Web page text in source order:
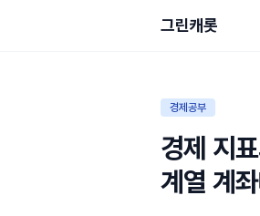
그린캐롯
경제공부
경제 지
계열 계